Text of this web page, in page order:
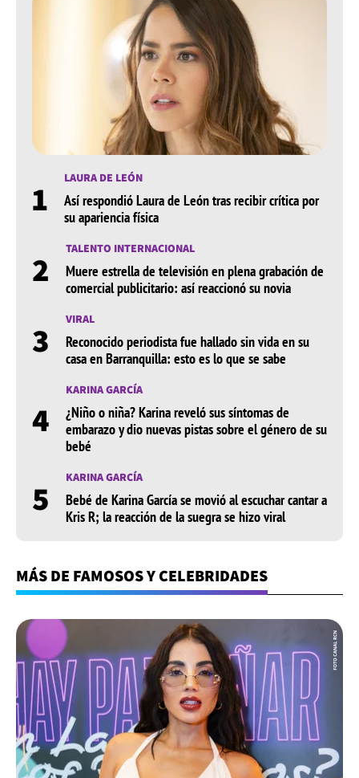
1 LAURA DE LEÓN
Así respondió Laura de León tras recibir crítica por
su apariencia física
2 TALENTO INTERNACIONAL
Muere estrella de televisión en plena grabación de
comercial publicitario: así reaccionó su novia
3 VIRAL
Reconocido periodista fue hallado sin vida en su
casa en Barranquilla: esto es lo que se sabe
4
KARINA GARCÍA
¿Niño o niña? Karina reveló sus síntomas de
embarazo y dio nuevas pistas sobre el género de su
bebé
5 KARINA GARCÍA
Bebé de Karina García se movió al escuchar cantar a
Kris R; la reacción de la suegra se hizo viral
MÁS DE FAMOSOS Y CELEBRIDADES